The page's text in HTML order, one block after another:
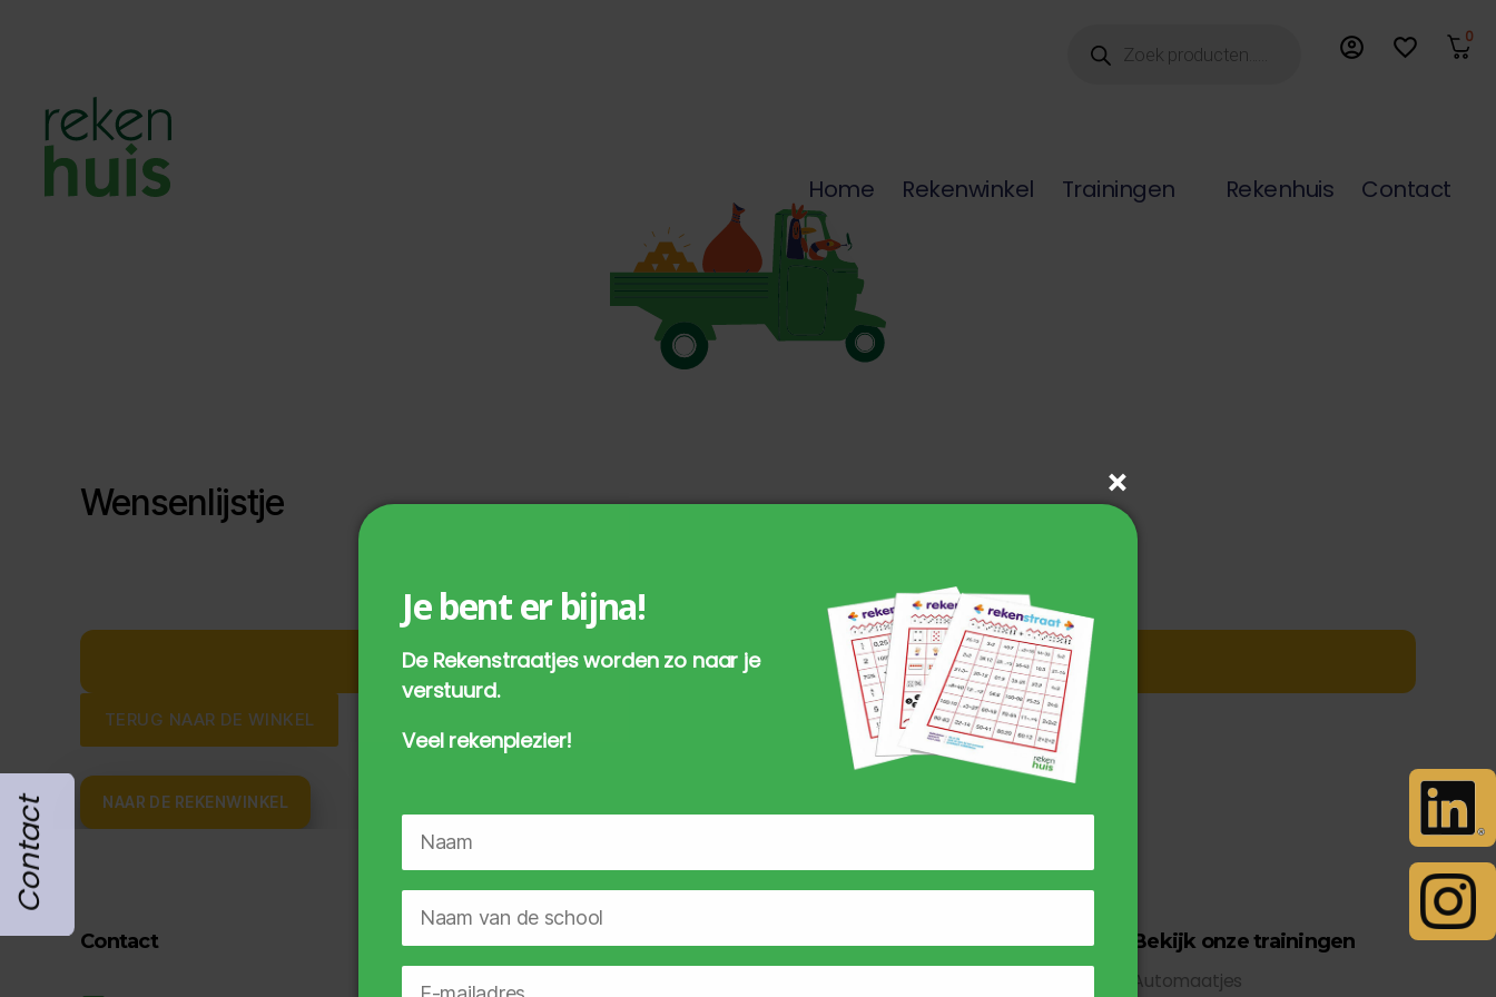
zoeken account_circle favorite_border 0
Rekenhuis Home Rekenwinkel Trainingen Rekenhuis Contact
Wensenlijstje
Je wensenlijstje is momenteel leeg.
TERUG NAAR DE WINKEL
NAAR DE REKENWINKEL
Contact
Contact Klantenservice
Contact
Rekenwinkel Bekijk onze trainingen
Automaatjes
Je bent er bijna!
De Rekenstraatjes worden zo naar je
verstuurd.
Veel rekenplezier!